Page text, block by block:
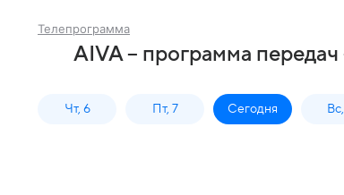
Телепрограмма
AIVA – программа
Чт, 6 Пт, 7 Сегодня